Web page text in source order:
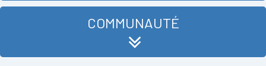
COMMUNAUTÉ